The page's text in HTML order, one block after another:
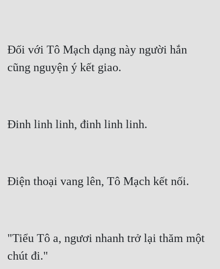
Đối với Tô Mạch dạng này người hắn
cũng nguyện ý kết giao.
Đinh linh linh, đinh linh linh.
Điện thoại vang lên, Tô Mạch kết nối.
"Tiểu Tô a, ngươi nhanh trở lại thăm một
chút đi."